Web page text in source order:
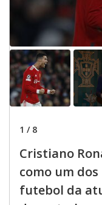
1 / 8
Cristiano
como um
futebol da